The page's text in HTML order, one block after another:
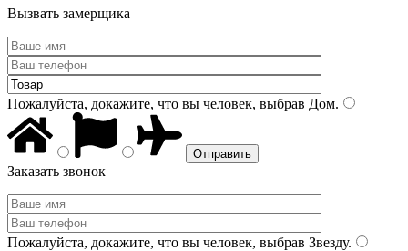
Вызвать замерщика
Пожалуйста, докажите, что вы человек, выбрав Дом.
Заказать звонок
Пожалуйста, докажите, что вы человек, выбрав Звезду.